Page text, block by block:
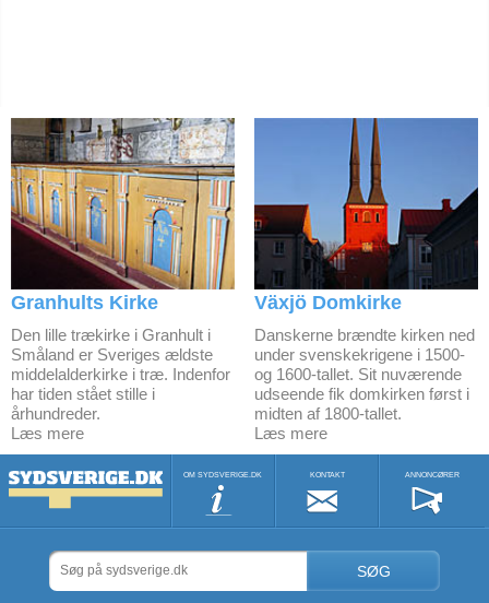
Granhults Kirke
Den lille trækirke i Granhult i
Småland er Sveriges ældste
middelalderkirke i træ. Indenfor
har tiden stået stille i
århundreder.
Læs mere
Växjö Domkirke
Danskerne brændte kirken ned
under svenskekrigene i 1500-
og 1600-tallet. Sit nuværende
udseende fik domkirken først i
midten af 1800-tallet.
Læs mere
OM SYDSVERIGE.DK KONTAKT ANNONCØRER
SØG